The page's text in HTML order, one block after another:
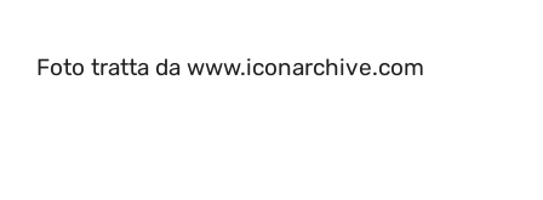
Foto tratta da www.iconarchive.com